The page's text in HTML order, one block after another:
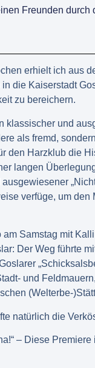
Freunden durch
erhielt ich aus
die Kaiserstadt
zu bereichern.
klassischer und
als fremd,
den Harzklub die
langen
ausgewiesener
verfüge, um
am Samstag mit
Der Weg führte
und
(Welterbe-
natürlich die
– Diese